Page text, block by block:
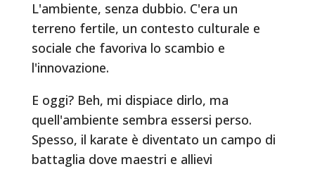
L'ambiente, senza dubbio. C'era un
terreno fertile, un contesto culturale e
sociale che favoriva lo scambio e
l'innovazione.
E oggi? Beh, mi dispiace dirlo, ma
quell'ambiente sembra essersi perso.
Spesso, il karate è diventato un campo di
battaglia dove maestri e allievi